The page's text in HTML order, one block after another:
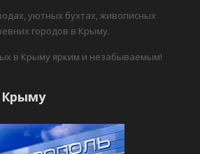
уютных бухтах, живописных
городов в Крыму.
в Крыму ярким и незабываемым!
Крыму